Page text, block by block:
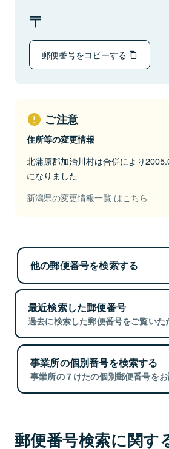
郵便番号をコピーする
ご注意
住所等の変更情報
北蒲原郡加治川村は合併により
になりました
新潟県の変更情報一覧 はこちら
他の郵便番号を検索する
最近検索した郵便番号
過去に検索した郵便番号をご覧いた
事業所の個別番号を検索する
事業所の７けたの個別郵便番号をお
郵便番号検索に関す